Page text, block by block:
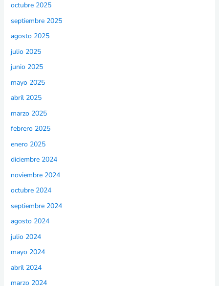
octubre 2025
septiembre 2025
agosto 2025
julio 2025
junio 2025
mayo 2025
abril 2025
marzo 2025
febrero 2025
enero 2025
diciembre 2024
noviembre 2024
octubre 2024
septiembre 2024
agosto 2024
julio 2024
mayo 2024
abril 2024
marzo 2024